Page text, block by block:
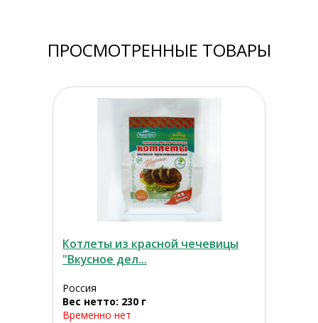
ПРОСМОТРЕННЫЕ ТОВАРЫ
Котлеты из красной чечевицы
"Вкусное дел...
Россия
Вес нетто: 230 г
Временно нет